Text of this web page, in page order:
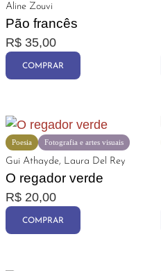
Aline Zouvi
Pão francês
R$ 35,00
COMPRAR
Fotografia e artes visuais
Poesia
Gui Athayde, Laura Del Rey
O regador verde
R$ 20,00
COMPRAR